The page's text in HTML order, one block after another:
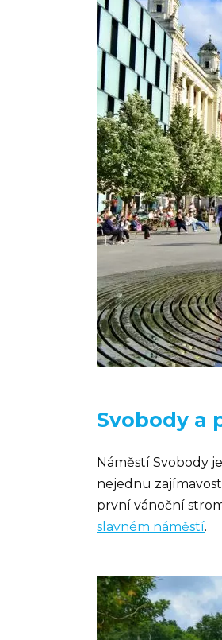
Svobody a
Náměstí Svobody
nejednu
první vánoční
slavném náměstí.